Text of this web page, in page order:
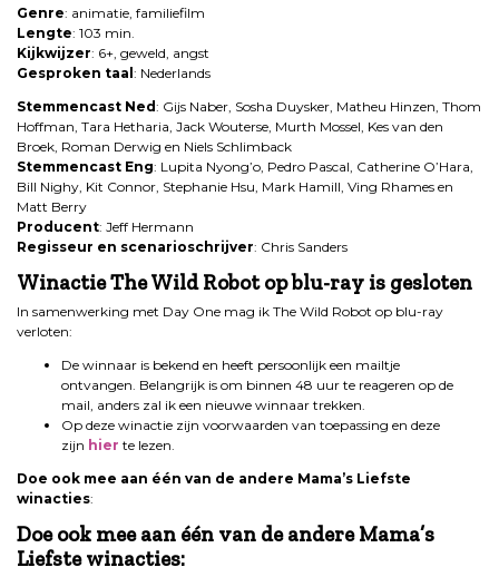
Genre: animatie, familiefilm
Lengte: 103 min.
Kijkwijzer: 6+, geweld, angst
Gesproken taal: Nederlands
Stemmencast Ned: Gijs Naber, Sosha Duysker, Matheu Hinzen, Thom
Hoffman, Tara Hetharia, Jack Wouterse, Murth Mossel, Kes van den
Broek, Roman Derwig en Niels Schlimback
Stemmencast Eng: Lupita Nyong’o, Pedro Pascal, Catherine O’Hara,
Bill Nighy, Kit Connor, Stephanie Hsu, Mark Hamill, Ving Rhames en
Matt Berry
Producent: Jeff Hermann
Regisseur en scenarioschrijver: Chris Sanders
Winactie The Wild Robot op blu-ray is gesloten
In samenwerking met Day One mag ik The Wild Robot op blu-ray
verloten:
De winnaar is bekend en heeft persoonlijk een mailtje
ontvangen. Belangrijk is om binnen 48 uur te reageren op de
mail, anders zal ik een nieuwe winnaar trekken.
Op deze winactie zijn voorwaarden van toepassing en deze
zijn hier te lezen.
Doe ook mee aan één van de andere Mama’s Liefste
winacties:
Doe ook mee aan één van de andere Mama’s
Liefste winacties: